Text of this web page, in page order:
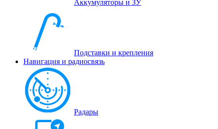
Аккумуляторы и ЗУ
Подставки и крепления
Навигация и радиосвязь
Радары